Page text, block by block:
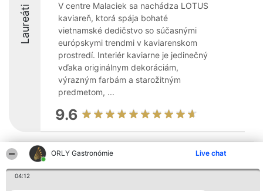
ORLY Gastronómie Live chat
04:12
Laureáti
V centre Malaciek sa nachádza LOTUS
kaviareň, ktorá spája bohaté
vietnamské dedičstvo so súčasnými
európskymi trendmi v kaviarenskom
prostredí. Interiér kaviarne je jedinečný
vďaka originálnym dekoráciám,
výrazným farbám a starožitným
predmetom, ...
9.6
Organizátor hodnotenia
Bright Side Solutions sp. z o.
o. sp. k.
Hodnotenie
Lista
Kontakt